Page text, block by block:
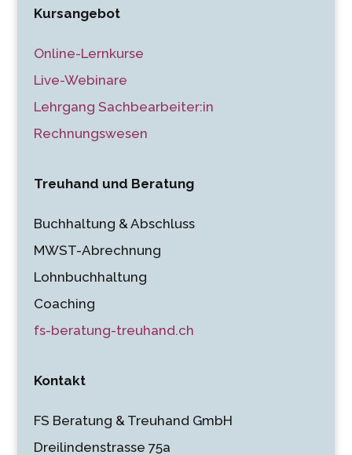
Kursangebot
Online-Lernkurse
Live-Webinare
Lehrgang Sachbearbeiter:in
Rechnungswesen
Treuhand und Beratung
Buchhaltung & Abschluss
MWST-Abrechnung
Lohnbuchhaltung
Coaching
fs-beratung-treuhand.ch
Kontakt
FS Beratung & Treuhand GmbH
Dreilindenstrasse 75a